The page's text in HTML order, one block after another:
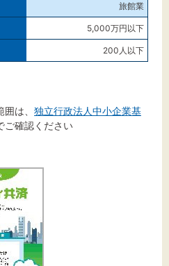
旅館業
5,000万円以下
200人以下
は、 独立行政法人中小企業基
ご確認ください